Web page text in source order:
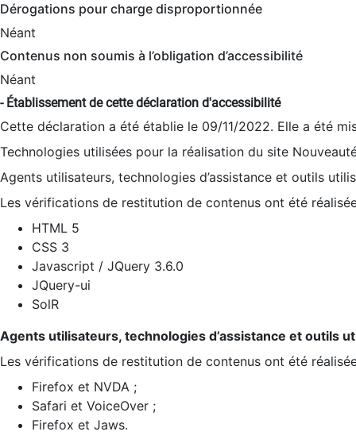
Dérogations pour charge disproportionnée
Néant
Contenus non soumis à l’obligation d’accessibilité
Néant
- Établissement de cette déclaration d'accessibilité
Cette déclaration a été établie le 09/11/2022. Elle a été
Technologies utilisées pour la réalisation du site
Agents utilisateurs, technologies d’assistance et outils
Les vérifications de restitution de contenus ont été
HTML 5
CSS 3
Javascript / JQuery 3.6.0
JQuery-ui
SolR
Agents utilisateurs, technologies d’assistance et outils
Les vérifications de restitution de contenus ont été
Firefox et NVDA ;
Safari et VoiceOver ;
Firefox et Jaws.